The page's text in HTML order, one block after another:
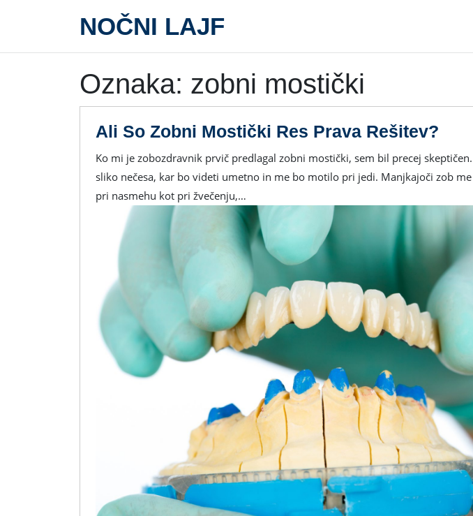
NOČNI LAJF
Oznaka: zobni mostički
Ali So Zobni Mostički Res Prava Rešitev?
So
Res
Ko mi je zobozdravnik prvič predlagal zobni mostički, sem bil precej skeptičen. V glavi sem imel
sliko nečesa, kar bo videti umetno in me bo motilo pri jedi. Manjkajoči zob
pri nasmehu kot pri žvečenju,…